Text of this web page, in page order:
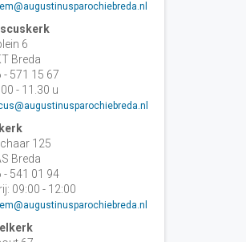
6
Breda
- 571 15 67
- 11.30 u
125
Breda
- 541 01 94
09:00 - 12:00